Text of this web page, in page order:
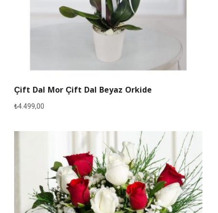
Çift Dal Mor Çift Dal Beyaz Orkide
₺4.499,00